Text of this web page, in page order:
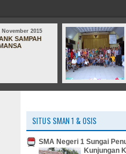
November 2015
SAMPAH
SITUS SMAN 1 & OSIS
SMA Negeri 1 Sungai
Kunjungan